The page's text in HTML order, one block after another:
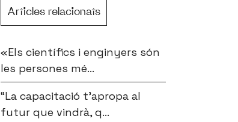
Articles relacionats
«Els científics i enginyers són
les persones mé...
“La capacitació t’apropa al
futur que vindrà, q...